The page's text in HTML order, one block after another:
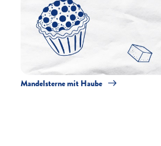
Mandelsterne mit Haube